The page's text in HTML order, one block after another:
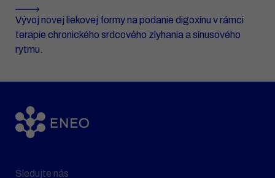
Vývoj novej liekovej formy na podanie digoxínu v rámci
terapie chronického srdcového zlyhania a sínusového
rytmu.
Sledujte nás